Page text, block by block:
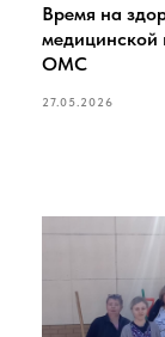
Время на
медицинской
ОМС
27.05.2026